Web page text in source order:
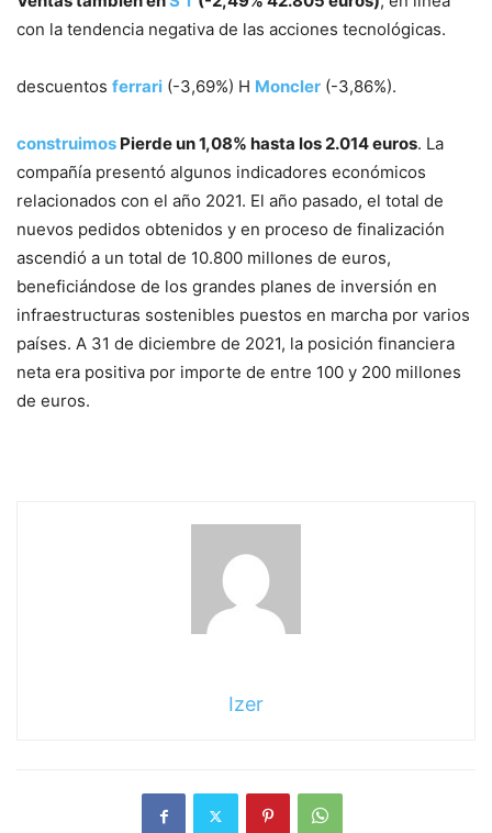
con la tendencia negativa de las acciones tecnológicas.
descuentos ferrari (-3,69%) H Moncler (-3,86%).
construimos Pierde un 1,08% hasta los 2.014 euros. La
compañía presentó algunos indicadores económicos
relacionados con el año 2021. El año pasado, el total de
nuevos pedidos obtenidos y en proceso de finalización
ascendió a un total de 10.800 millones de euros,
beneficiándose de los grandes planes de inversión en
infraestructuras sostenibles puestos en marcha por varios
países. A 31 de diciembre de 2021, la posición financiera
neta era positiva por importe de entre 100 y 200 millones
de euros.
Izer